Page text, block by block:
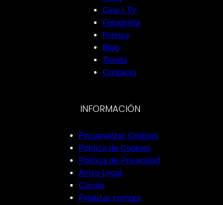
Cine | TV
Fotografía
Prensa
Blog
Tienda
Contacto
INFORMACIÓN
Personalizar Cookies
Política de Cookies
Política de Privacidad
Aviso Legal
Carrito
Finalizar compra